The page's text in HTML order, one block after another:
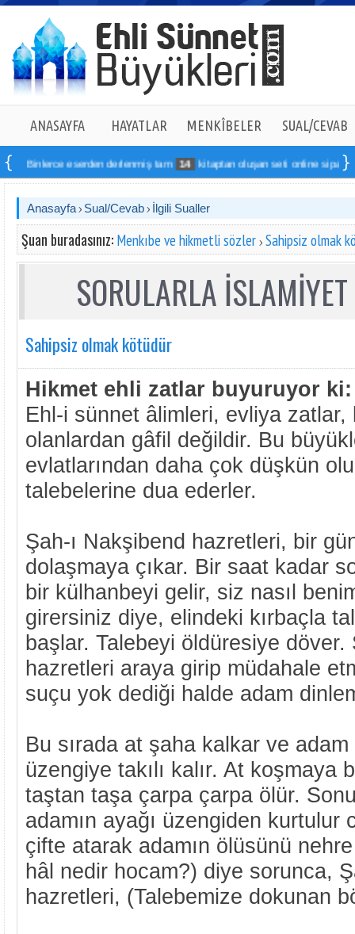
ANASAYFA HAYATLAR MENKÎBELER SUAL/CEVAB
Binlerce eserden derlenmiş tam 14 kitaptan oluşan seti online sipariş
Anasayfa Sual/Cevab İlgili Sualler
Şuan buradasınız: Menkıbe ve hikmetli sözler Sahipsiz olmak
SORULARLA
Sahipsiz olmak kötüdür
Hikmet ehli zatlar buyuruyor ki:
Ehl-i sünnet âlimleri, evliya zatlar,
olanlardan gâfil değildir. Bu
evlatlarından daha çok düşkün
talebelerine dua ederler.
Şah-ı Nakşibend hazretleri, bir
dolaşmaya çıkar. Bir saat kadar
bir külhanbeyi gelir, siz nasıl
girersiniz diye, elindeki kırbaçla
başlar. Talebeyi öldüresiye döver.
hazretleri araya girip müdahale
suçu yok dediği halde adam
Bu sırada at şaha kalkar ve
üzengiye takılı kalır. At koşmaya
taştan taşa çarpa çarpa ölür.
adamın ayağı üzengiden kurtulur
çifte atarak adamın ölüsünü
hâl nedir hocam?) diye sorunca,
hazretleri, (Talebemize dokunan